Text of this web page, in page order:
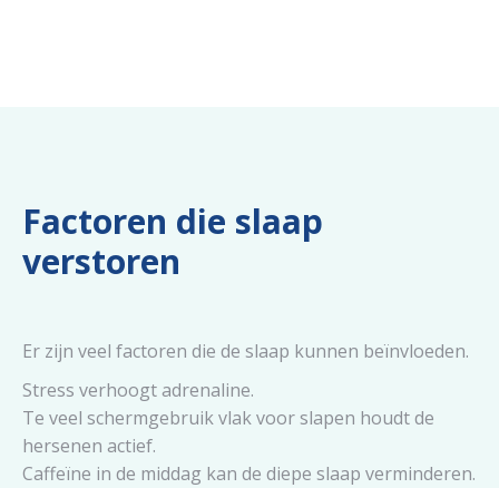
Factoren die slaap
verstoren
Er zijn veel factoren die de slaap kunnen beïnvloeden.
Stress verhoogt adrenaline.
Te veel schermgebruik vlak voor slapen houdt de
hersenen actief.
Caffeïne in de middag kan de diepe slaap verminderen.